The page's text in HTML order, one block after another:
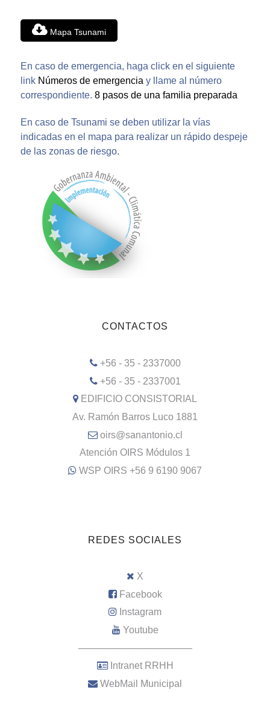
Mapa Tsunami
En caso de emergencia, haga click en el siguiente
link Números de emergencia y llame al número
correspondiente. 8 pasos de una familia preparada
En caso de Tsunami se deben utilizar la vías
indicadas en el mapa para realizar un rápido despeje
de las zonas de riesgo.
CONTACTOS
+56 - 35 - 2337000
+56 - 35 - 2337001
EDIFICIO CONSISTORIAL
Av. Ramón Barros Luco 1881
oirs@sanantonio.cl
Atención OIRS Módulos 1
WSP OIRS +56 9 6190 9067
REDES SOCIALES
X
Facebook
Instagram
Youtube
–––––––––––––––––––––
Intranet RRHH
WebMail Municipal